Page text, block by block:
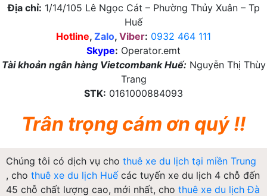
Địa chỉ: 1/14/105 Lê Ngọc Cát – Phường Thủy Xuân – Tp
Huế
Hotline, Zalo, Viber: 0932 464 111
Skype: Operator.emt
Tài khoản ngân hàng Vietcombank Huế:Nguyễn Thị Thùy
Trang
STK: 0161000884093
Trân trọng cám ơn quý !!
Chúng tôi có dịch vụ cho thuê xe du lịch tại miền Trung
, cho thuê xe du lịch Huếcác tuyến xe du lịch 4 chỗ đến
45 chỗ chất lượng cao, mới nhất, cho thuê xe du lịch Đà